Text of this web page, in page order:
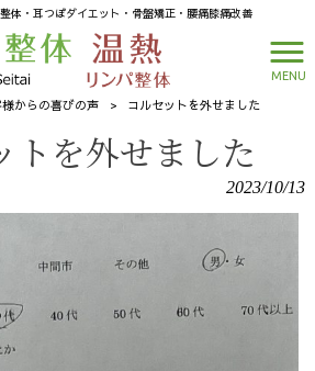
体・耳つぼダイエット・骨盤矯正・腰痛膝痛改善
MENU
様からの喜びの声 > コルセットを外せました
トを外せました
2023/10/13